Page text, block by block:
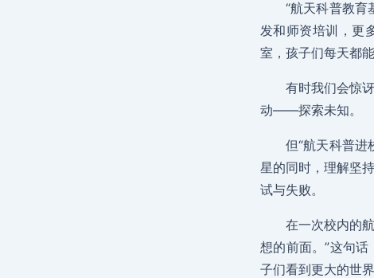
“航天科普教育
发和师资培训，更
室，孩子们每天都
有时我们会惊
动——探索未知。
但“航天科普进
星的同时，理解坚
试与失败。
在一次校内的
想的前面。”这句
子们看到更大的世界